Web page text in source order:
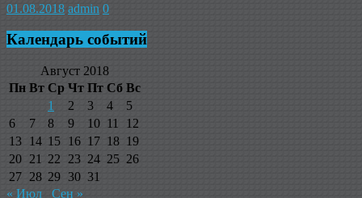
01.08.2018 admin 0
Календарь событий
Август 2018
Пн Вт Ср Чт Пт Сб Вс
1
2 3 4
5
6
7 8 9 10 11
12
13
14 15 16 17 18 19
20 21 22 23 24 25 26
27 28 29 30 31
« Июл
Сен »